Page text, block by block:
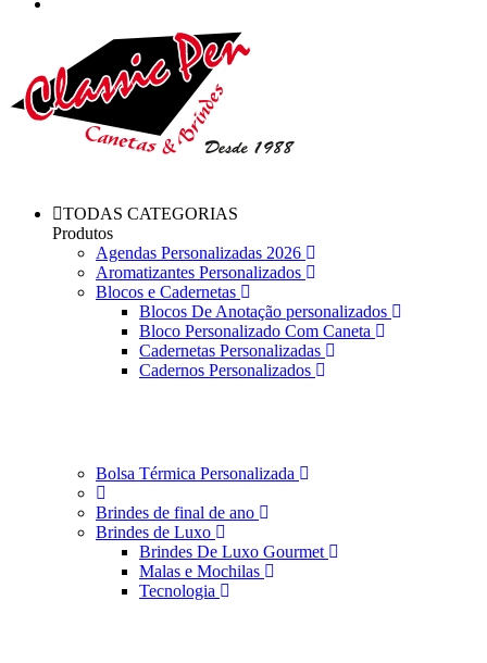
TODAS CATEGORIAS
Produtos
Agendas Personalizadas 2026
Aromatizantes Personalizados
Blocos e Cadernetas
Blocos De Anotação personalizados
Bloco Personalizado Com Caneta
Cadernetas Personalizadas
Cadernos Personalizados
Bolsa Térmica Personalizada
Brindes de final de ano
Brindes de Luxo
Brindes De Luxo Gourmet
Malas e Mochilas
Tecnologia